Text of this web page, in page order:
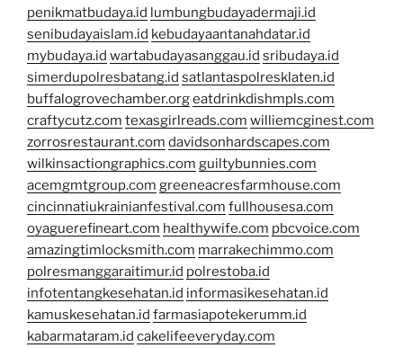
penikmatbudaya.id lumbungbudayadermaji.id
senibudayaislam.id kebudayaantanahdatar.id
mybudaya.id wartabudayasanggau.id sribudaya.id
simerdupolresbatang.id satlantaspolresklaten.id
buffalogrovechamber.orgeatdrinkdishmpls.com
craftycutz.com texasgirlreads.com williemcginest.com
zorrosrestaurant.com davidsonhardscapes.com
wilkinsactiongraphics.com guiltybunnies.com
acemgmtgroup.com greeneacresfarmhouse.com
cincinnatiukrainianfestival.com fullhousesa.com
oyaguerefineart.com healthywife.com pbcvoice.com
amazingtimlocksmith.com marrakechimmo.com
polresmanggaraitimur.id polrestoba.id
infotentangkesehatan.id informasikesehatan.id
kamuskesehatan.id farmasiapotekerumm.id
kabarmataram.id cakelifeeveryday.com